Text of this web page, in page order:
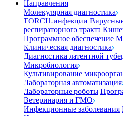
Направления
Молекулярная диагностика
TORCH-инфекции
респираторного тракта
Программное обеспечение
Клиническая диагностика
Диагностика латентной
Микробиология
Культивирование
Лабораторная автоматизация
Лабораторные роботы
Ветеринария и ГМО
Инфекционные заболевания